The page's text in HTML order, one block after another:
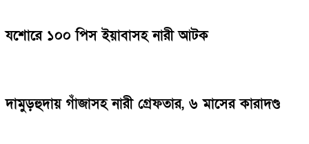
যশোরে ১০০ পিস ইয়াবাসহ নারী আটক
দামুড়হুদায় গাঁজাসহ নারী গ্রেফতার, ৬ মাসের কারাদণ্ড